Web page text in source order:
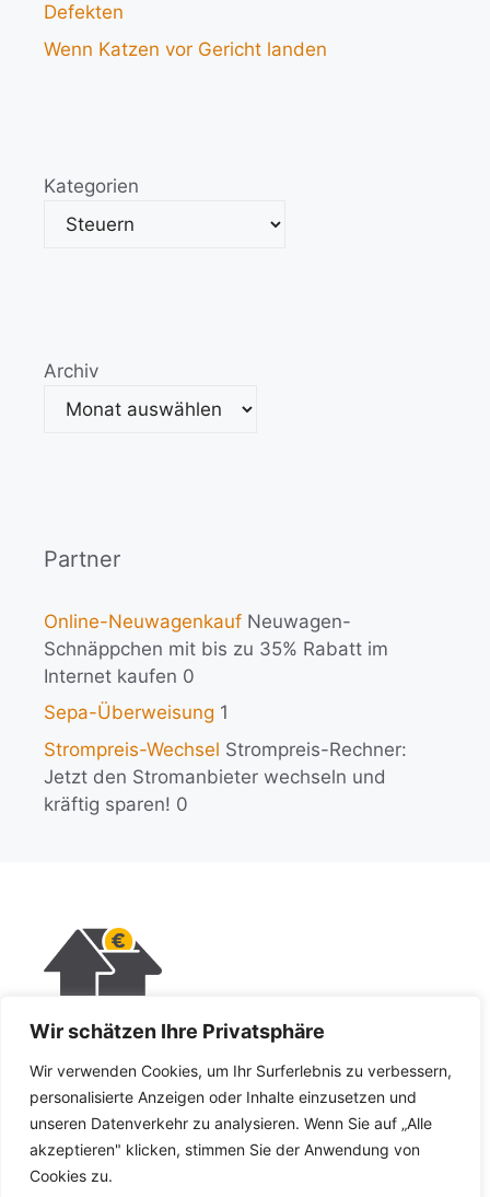
Wir schätzen Ihre Privatsphäre
Wir verwenden Cookies, um Ihr Surferlebnis zu verbessern,
personalisierte Anzeigen oder Inhalte einzusetzen und
unseren Datenverkehr zu analysieren. Wenn Sie auf „Alle
akzeptieren" klicken, stimmen Sie der Anwendung von
Cookies zu.
Defekten
Wenn Katzen vor Gericht landen
Kategorien
Archiv
Partner
Online-Neuwagenkauf Neuwagen-
Schnäppchen mit bis zu 35% Rabatt im
Internet kaufen 0
Sepa-Überweisung 1
Strompreis-Wechsel Strompreis-Rechner:
Jetzt den Stromanbieter wechseln und
kräftig sparen! 0
Impressum
Datenschutz